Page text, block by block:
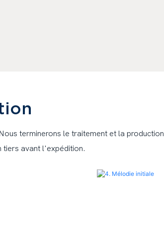
terminerons le traitement et la production
tiers avant l'expédition.